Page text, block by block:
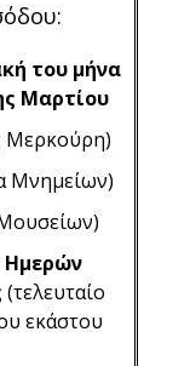
του μήνα
Μαρτίου
Μνημείων)
Ημερών
(τελευταίο
εκάστου